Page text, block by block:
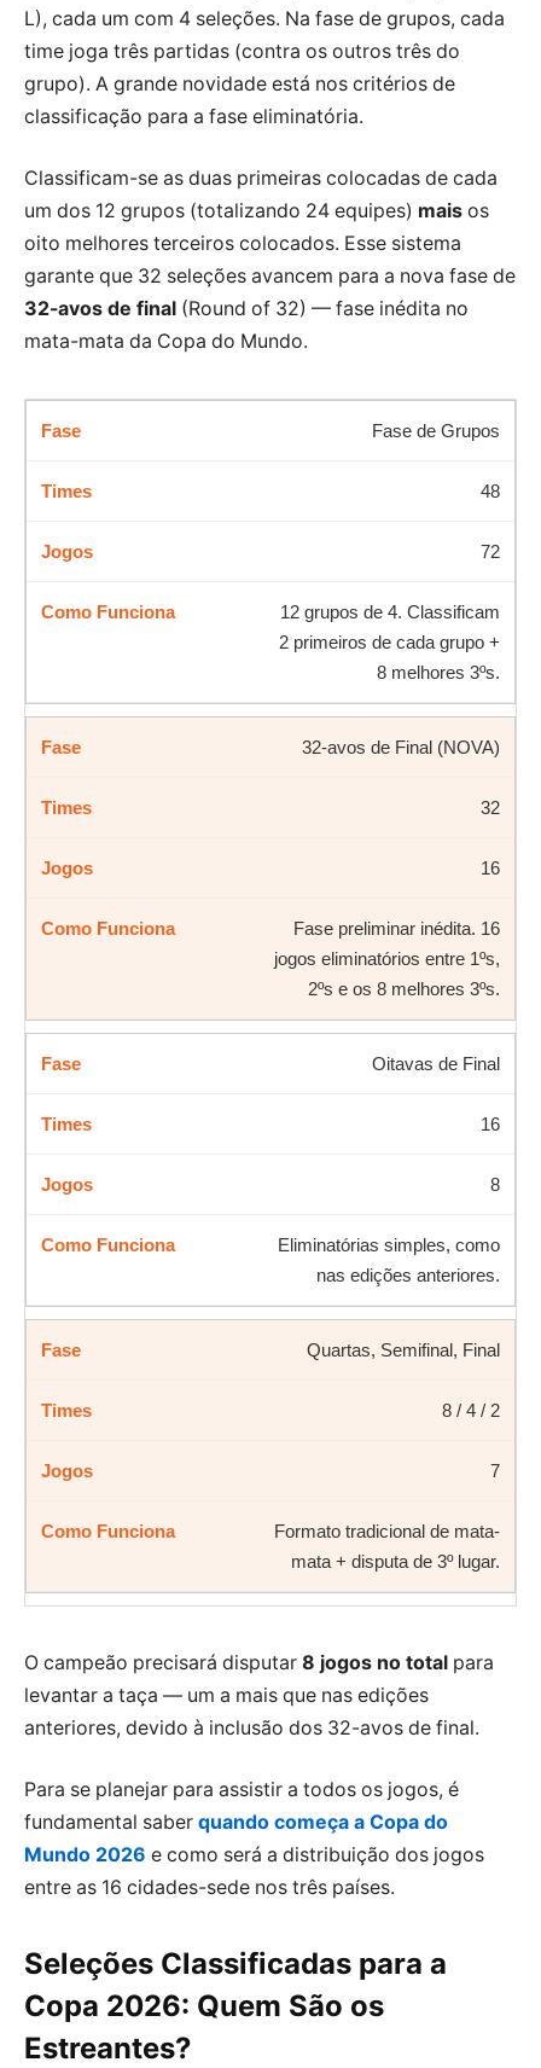
L), cada um com 4 seleções. Na fase de grupos, cada
time joga três partidas (contra os outros três do
grupo). A grande novidade está nos critérios de
classificação para a fase eliminatória.
Classificam-se as duas primeiras colocadas de cada
um dos 12 grupos (totalizando 24 equipes) mais os
oito melhores terceiros colocados. Esse sistema
garante que 32 seleções avancem para a nova fase de
32-avos de final (Round of 32) — fase inédita no
mata-mata da Copa do Mundo.
Fase de Grupos
48
72
12 grupos de 4. Classificam
2 primeiros de cada grupo +
8 melhores 3ºs.
32-avos de Final (NOVA)
32
16
Fase preliminar inédita. 16
jogos eliminatórios entre 1ºs,
2ºs e os 8 melhores 3ºs.
Oitavas de Final
16
8
Eliminatórias simples, como
nas edições anteriores.
Quartas, Semifinal, Final
8 / 4 / 2
7
Formato tradicional de mata-
mata + disputa de 3º lugar.
O campeão precisará disputar 8 jogos no total para
levantar a taça — um a mais que nas edições
anteriores, devido à inclusão dos 32-avos de final.
Para se planejar para assistir a todos os jogos, é
fundamental saber quando começa a Copa do
Mundo 2026 e como será a distribuição dos jogos
entre as 16 cidades-sede nos três países.
Seleções Classificadas para a
Copa 2026: Quem São os
Estreantes?